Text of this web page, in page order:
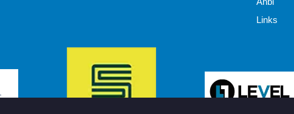
Links